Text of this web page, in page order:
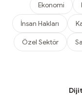
Ekonomi
İnsan Hakları
Özel Sektör